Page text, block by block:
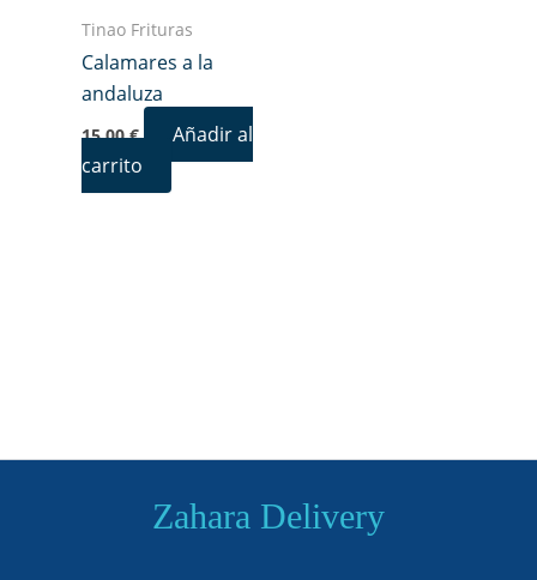
Tinao Frituras
Calamares a la
andaluza
15,00€
Añadir al
carrito
Zahara Delivery